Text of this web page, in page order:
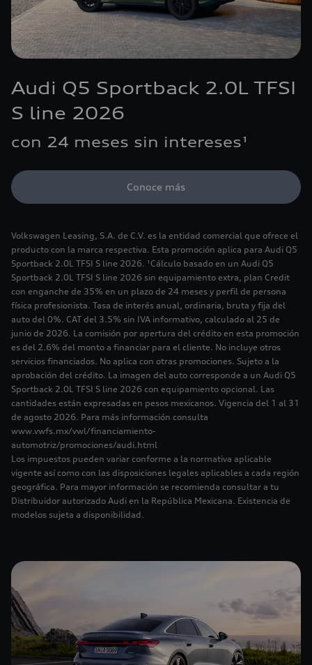
Audi Q5 Sportback 2.0L TFSI
S line 2026
con 24 meses sin intereses¹
Conoce más
Volkswagen Leasing, S.A. de C.V. es la entidad comercial que ofrece el
producto con la marca respectiva. Esta promoción aplica para Audi Q5
Sportback 2.0L TFSI S line 2026. ¹Cálculo basado en un Audi Q5
Sportback 2.0L TFSI S line 2026 sin equipamiento extra, plan Credit
con enganche de 35% en un plazo de 24 meses y perfil de persona
física profesionista. Tasa de interés anual, ordinaria, bruta y fija del
auto del 0%. CAT del 3.5% sin IVA informativo, calculado al 25 de
junio de 2026. La comisión por apertura del crédito en esta promoción
es del 2.6% del monto a financiar para el cliente. No incluye otros
servicios financiados. No aplica con otras promociones. Sujeto a la
aprobación del crédito. La imagen del auto corresponde a un Audi Q5
Sportback 2.0L TFSI S line 2026 con equipamiento opcional. Las
cantidades están expresadas en pesos mexicanos. Vigencia del 1 al 31
de agosto 2026. Para más información consulta
www.vwfs.mx/vwl/financiamiento-
automotriz/promociones/audi.html
Los impuestos pueden variar conforme a la normativa aplicable
vigente así como con las disposiciones legales aplicables a cada región
geográfica. Para mayor información se recomienda consultar a tu
Distribuidor autorizado Audi en la República Mexicana. Existencia de
modelos sujeta a disponibilidad.